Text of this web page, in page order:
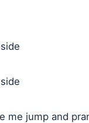
me jump and